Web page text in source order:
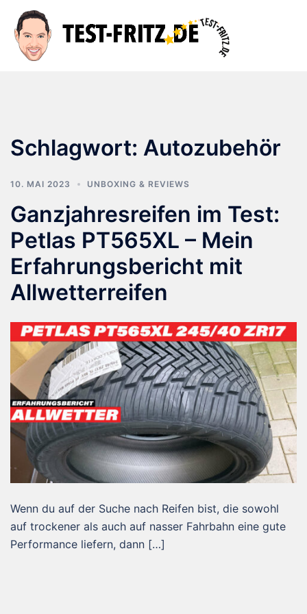
Inhalt
springen
Schlagwort: Autozubehör
10. MAI 2023 UNBOXING & REVIEWS
Ganzjahresreifen im Test:
Petlas PT565XL – Mein
Erfahrungsbericht mit
Allwetterreifen
Wenn du auf der Suche nach Reifen bist, die sowohl
auf trockener als auch auf nasser Fahrbahn eine gute
Performance liefern, dann […]